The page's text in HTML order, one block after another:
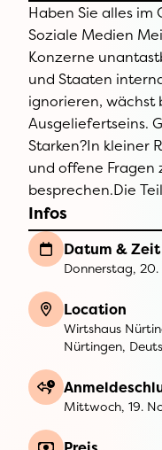
Haben Sie alles im
Soziale Medien
Konzerne
und Staaten
ignorieren, wächst
Ausgeliefertseins.
Starken?In kleiner
und offene
besprechen.Die
Infos
Datum & Zeit
Donnerstag,
Location
Wirtshaus
Nürtingen,
Mittwoch, 19.